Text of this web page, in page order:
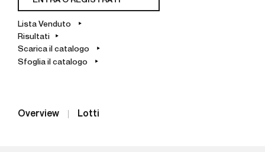
Lista Venduto
Risultati
Scarica il catalogo
Sfoglia il catalogo
Overview Lotti